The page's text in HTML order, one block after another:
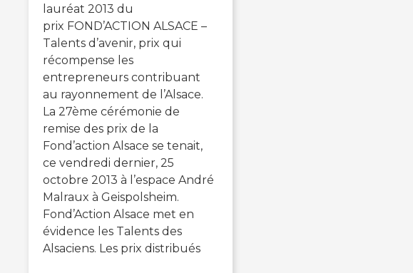
lauréat 2013 du
prix FOND’ACTION ALSACE –
Talents d’avenir, prix qui
récompense les
entrepreneurs contribuant
au rayonnement de l’Alsace.
La 27ème cérémonie de
remise des prix de la
Fond’action Alsace se tenait,
ce vendredi dernier, 25
octobre 2013 à l’espace André
Malraux à Geispolsheim.
Fond’Action Alsace met en
évidence les Talents des
Alsaciens. Les prix distribués